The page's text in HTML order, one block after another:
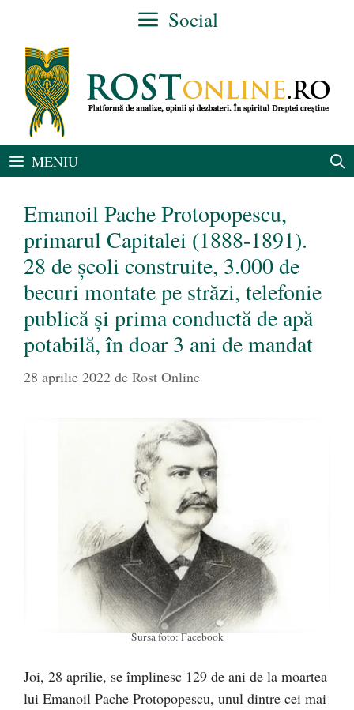
conținut
Social
MENIU
Emanoil Pache Protopopescu,
primarul Capitalei (1888-1891).
28 de școli construite, 3.000 de
becuri montate pe străzi, telefonie
publică și prima conductă de apă
potabilă, în doar 3 ani de mandat
28 aprilie 2022 de Rost Online
Sursa foto: Facebook
Joi, 28 aprilie, se împlinesc 129 de ani de la moartea
lui Emanoil Pache Protopopescu, unul dintre cei mai